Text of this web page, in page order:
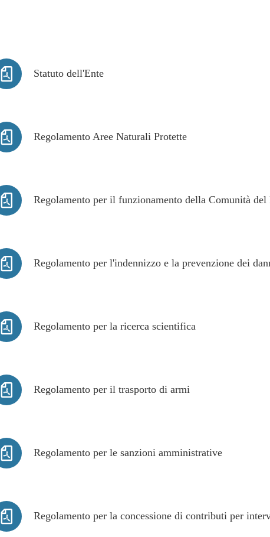
Statuto dell'Ente
Regolamento Aree Naturali Protette
Regolamento per il funzionamento della Comunità del
Regolamento per l'indennizzo e la prevenzione dei
Regolamento per la ricerca scientifica
Regolamento per il trasporto di armi
Regolamento per le sanzioni amministrative
Regolamento per la concessione di contributi per